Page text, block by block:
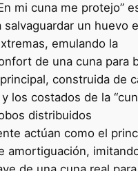
mi cuna me protejo”
salvaguardar un huevo
emulando la
de una cuna para
construida de
los costados de la
distribuidos
actúan como el
amortiguación,